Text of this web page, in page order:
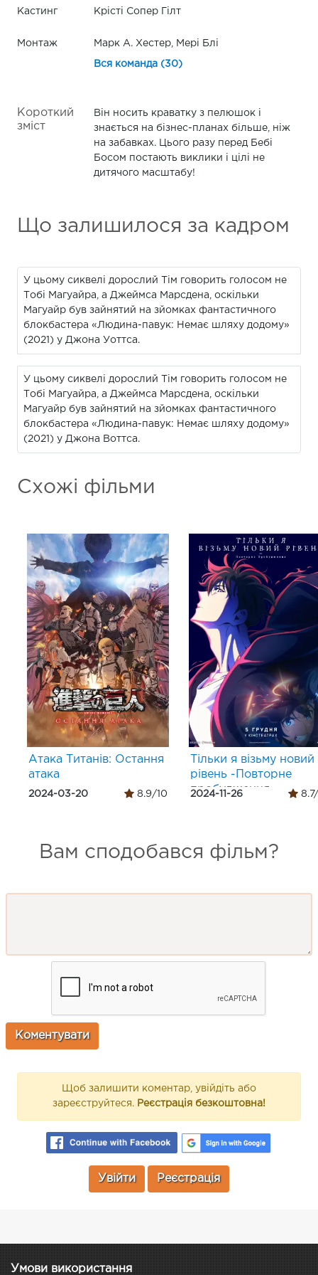
Кастинг Крісті Сопер Гілт
Монтаж Марк А. Хестер, Мері Блі
Вся команда (30)
Короткий
зміст
Він носить краватку з пелюшок і
знається на бізнес-планах більше, ніж
на забавках. Цього разу перед Бебі
Босом постають виклики і цілі не
дитячого масштабу!
Що залишилося за кадром
У цьому сиквелі дорослий Тім говорить голосом не
Тобі Магуайра, а Джеймса Марсдена, оскільки
Магуайр був зайнятий на зйомках фантастичного
блокбастера «Людина-павук: Немає шляху додому»
(2021) у Джона Уоттса.
У цьому сиквелі дорослий Тім говорить голосом не
Тобі Магуайра, а Джеймса Марсдена, оскільки
Магуайр був зайнятий на зйомках фантастичного
блокбастера «Людина-павук: Немає шляху додому»
(2021) у Джона Воттса.
Схожі фільми
Атака Титанів: Остання
атака
2024-03-20 8.9/10
Тільки я візьму новий
рівень -Повторне
пробудження-
2024-11-26
Вам сподобався фільм?
Щоб залишити коментар, увійдіть або
зареєструйтеся. Реєстрація безкоштовна!
Увійти Реєстрація
Умови використання